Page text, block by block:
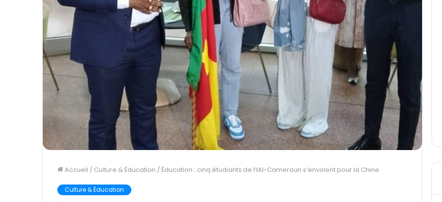
Accueil / Culture & Éducation / Éducation : cinq étudiants de l’IAI-Cameroun s’envolent pour la Chine
Culture & Éducation